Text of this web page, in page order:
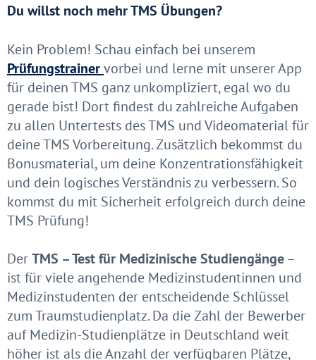
Du willst noch mehr TMS Übungen?
Kein Problem! Schau einfach bei unserem
Prüfungstrainervorbei und lerne mit unserer App
für deinen TMS ganz unkompliziert, egal wo du
gerade bist! Dort findest du zahlreiche Aufgaben
zu allen Untertests des TMS und Videomaterial für
deine TMS Vorbereitung. Zusätzlich bekommst du
Bonusmaterial, um deine Konzentrationsfähigkeit
und dein logisches Verständnis zu verbessern. So
kommst du mit Sicherheit erfolgreich durch deine
TMS Prüfung!
DerTMS – Test für Medizinische Studiengänge–
ist für viele angehende Medizinstudentinnen und
Medizinstudenten der entscheidende Schlüssel
zum Traumstudienplatz. Da die Zahl der Bewerber
auf Medizin-Studienplätze in Deutschland weit
höher ist als die Anzahl der verfügbaren Plätze,